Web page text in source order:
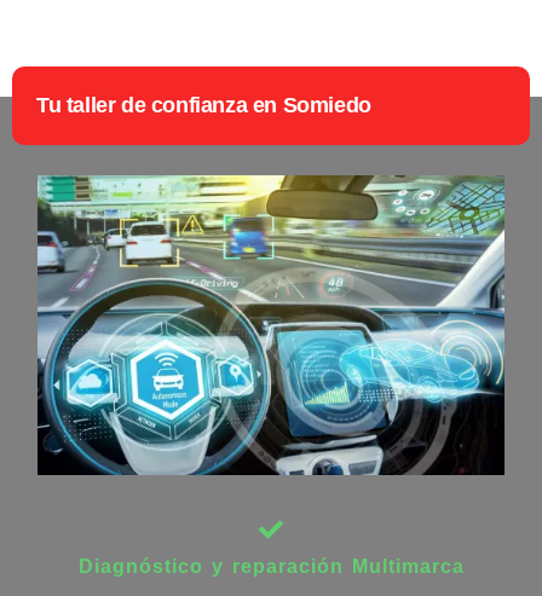
Tu taller de confianza en Somiedo
Diagnóstico y reparación Multimarca